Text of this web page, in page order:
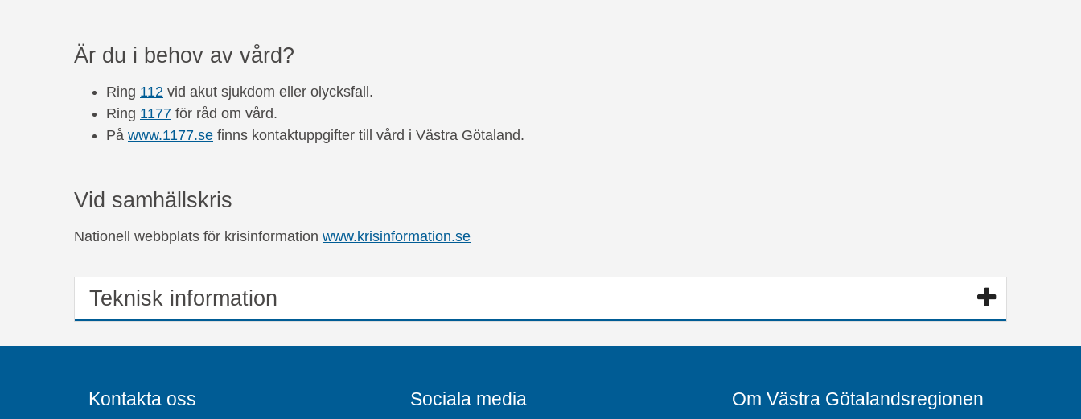
Är du i behov av vård?
Ring 112 vid akut sjukdom eller olycksfall.
Ring 1177 för råd om vård.
På www.1177.se finns kontaktuppgifter till vård i Västra Götaland.
Vid samhällskris
Nationell webbplats för krisinformation www.krisinformation.se
Teknisk information
Kontakta oss Sociala media Om Västra Götalandsregionen